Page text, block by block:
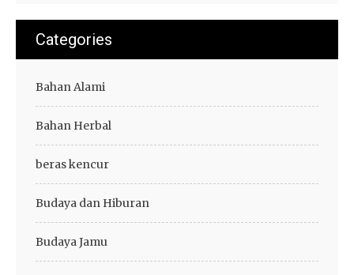
Categories
Bahan Alami
Bahan Herbal
beras kencur
Budaya dan Hiburan
Budaya Jamu